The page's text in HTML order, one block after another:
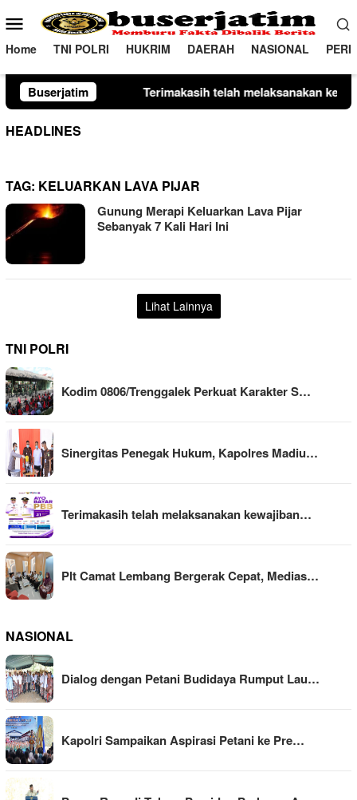
ke
konten
Menu
Mobile
Home TNI POLRI HUKRIM DAERAH NASIONAL
Buserjatim
Terimakasih telah melaksanakan kewajiban perpajakan
HEADLINES
TAG: KELUARKAN LAVA PIJAR
Gunung Merapi Keluarkan Lava Pijar
Sebanyak 7 Kali Hari Ini
Lihat Lainnya
TNI POLRI
Kodim 0806/Trenggalek Perkuat Karakter S…
Sinergitas Penegak Hukum, Kapolres Madiu…
Terimakasih telah melaksanakan kewajiban…
Plt Camat Lembang Bergerak Cepat, Medias…
NASIONAL
Dialog dengan Petani Budidaya Rumput Lau…
Kapolri Sampaikan Aspirasi Petani ke Pre…